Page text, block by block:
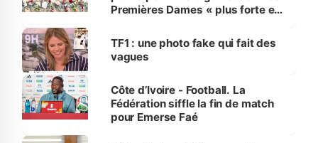
Premières Dames « plus forte et
sur la scène internationale »
TF1 : une photo fake qui fait des
vagues
Côte d’Ivoire - Football. La
Fédération siffle la fin de match
pour Emerse Faé